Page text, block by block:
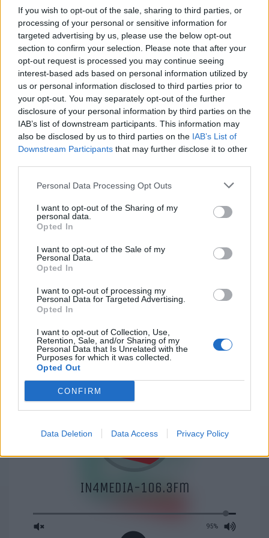
If you wish to opt-out of the sale, sharing to third parties, or
processing of your personal or sensitive information for
targeted advertising by us, please use the below opt-out
section to confirm your selection. Please note that after your
opt-out request is processed you may continue seeing
interest-based ads based on personal information utilized by
us or personal information disclosed to third parties prior to
your opt-out. You may separately opt-out of the further
disclosure of your personal information by third parties on the
IAB’s list of downstream participants. This information may
also be disclosed by us to third parties on the IAB’s List of
Downstream Participants that may further disclose it to other
Personal Data Processing Opt Outs
I want to opt-out of the Sharing of my
personal data.
Opted In
I want to opt-out of the Sale of my
Personal Data.
Opted In
I want to opt-out of processing my
Personal Data for Targeted Advertising.
Opted In
I want to opt-out of Collection, Use,
Retention, Sale, and/or Sharing of my
Personal Data that Is Unrelated with the
Purposes for which it was collected.
Opted Out
CONFIRM
Data Deletion Data Access Privacy Policy
PESQUISAR
S. JOÃO DA MADEIRA
VALE DE CAMBRA
GERAL